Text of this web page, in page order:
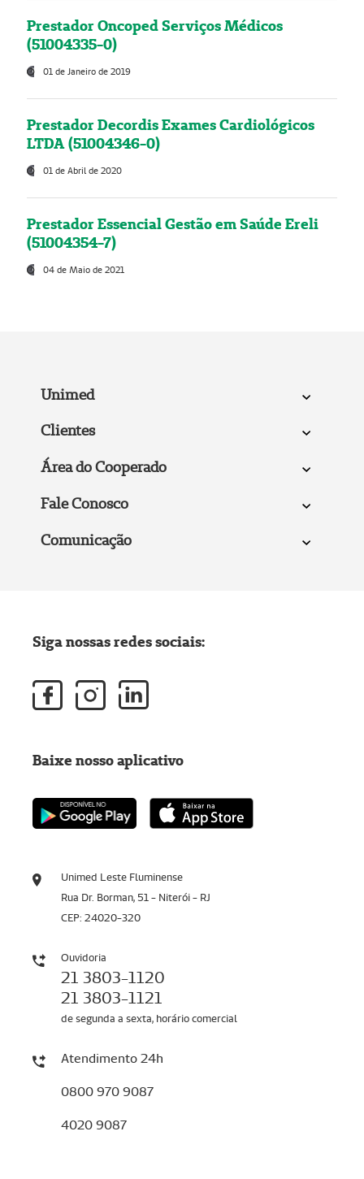
Prestador Oncoped Serviços Médicos
(51004335-0)
01 de Janeiro de 2019
Prestador Decordis Exames Cardiológicos
LTDA (51004346-0)
01 de Abril de 2020
Prestador Essencial Gestão em Saúde Ereli
(51004354-7)
04 de Maio de 2021
Unimed
Clientes
Área do Cooperado
Fale Conosco
Comunicação
Unimed Leste Fluminense
Rua Dr. Borman, 51 - Niterói - RJ
CEP: 24020-320
Ouvidoria
21 3803-1120
21 3803-1121
de segunda a sexta, horário comercial
Atendimento 24h
0800 970 9087
4020 9087
Siga nossas redes sociais:
Baixe nosso aplicativo